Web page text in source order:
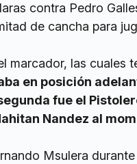
contra Pedro
de cancha para
marcador, las cuales
en posición
fue el
Nandez al
Msulera durante